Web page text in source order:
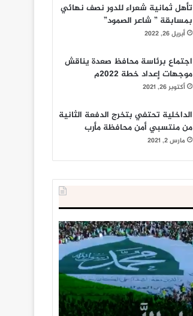
تأهل ثمانية شعراء للدور نصف نهائي
بمسابقة ” شاعر الصمود”
أبريل 26, 2022
اجتماع برئاسة محافظ صعدة يناقش
موجهات إعداد خطة 2022م
أكتوبر 26, 2021
الداخلية تحتفي بتخرج الدفعة الثانية
من منتسبي أمن محافظة مأرب
مارس 2, 2021
الداخلية
المصرية
إحباط
‘مخطط
كبير’
للإخوان